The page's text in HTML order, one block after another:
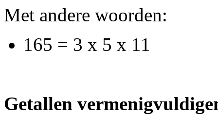
Met andere woorden:
165 = 3 x 5 x 11
Getallen